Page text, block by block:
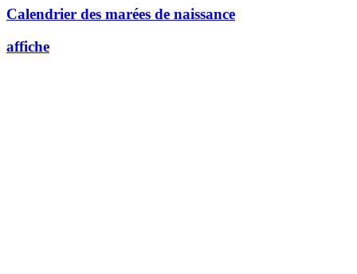
Calendrier des marées de naissance
affiche